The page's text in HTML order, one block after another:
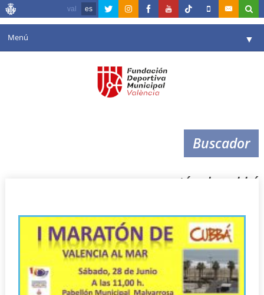
val es
Menú ▼
▼
Reservas
Buscador
maratón de cubbá